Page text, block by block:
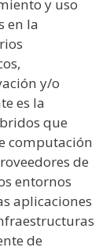
y uso
en la
y/o
es la
que
computación
de
entornos
aplicaciones
de